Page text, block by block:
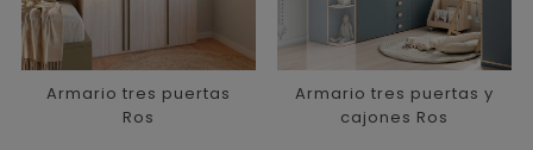
Armario tres puertas
Ros
Armario tres puertas y
cajones Ros